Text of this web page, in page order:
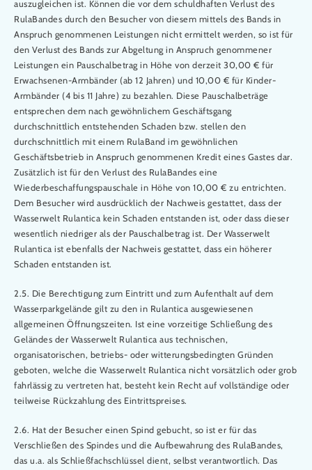
auszugleichen ist. Können die vor dem schuldhaften Verlust des
RulaBandes durch den Besucher von diesem mittels des Bands in
Anspruch genommenen Leistungen nicht ermittelt werden, so ist für
den Verlust des Bands zur Abgeltung in Anspruch genommener
Leistungen ein Pauschalbetrag in Höhe von derzeit 30,00 € für
Erwachsenen-Armbänder (ab 12 Jahren) und 10,00 € für Kinder-
Armbänder (4 bis 11 Jahre) zu bezahlen. Diese Pauschalbeträge
entsprechen dem nach gewöhnlichem Geschäftsgang
durchschnittlich entstehenden Schaden bzw. stellen den
durchschnittlich mit einem RulaBand im gewöhnlichen
Geschäftsbetrieb in Anspruch genommenen Kredit eines Gastes dar.
Zusätzlich ist für den Verlust des RulaBandes eine
Wiederbeschaffungspauschale in Höhe von 10,00 € zu entrichten.
Dem Besucher wird ausdrücklich der Nachweis gestattet, dass der
Wasserwelt Rulantica kein Schaden entstanden ist, oder dass dieser
wesentlich niedriger als der Pauschalbetrag ist. Der Wasserwelt
Rulantica ist ebenfalls der Nachweis gestattet, dass ein höherer
Schaden entstanden ist.
2.5. Die Berechtigung zum Eintritt und zum Aufenthalt auf dem
Wasserparkgelände gilt zu den in Rulantica ausgewiesenen
allgemeinen Öffnungszeiten. Ist eine vorzeitige Schließung des
Geländes der Wasserwelt Rulantica aus technischen,
organisatorischen, betriebs- oder witterungsbedingten Gründen
geboten, welche die Wasserwelt Rulantica nicht vorsätzlich oder grob
fahrlässig zu vertreten hat, besteht kein Recht auf vollständige oder
teilweise Rückzahlung des Eintrittspreises.
2.6. Hat der Besucher einen Spind gebucht, so ist er für das
Verschließen des Spindes und die Aufbewahrung des RulaBandes,
das u.a. als Schließfachschlüssel dient, selbst verantwortlich. Das